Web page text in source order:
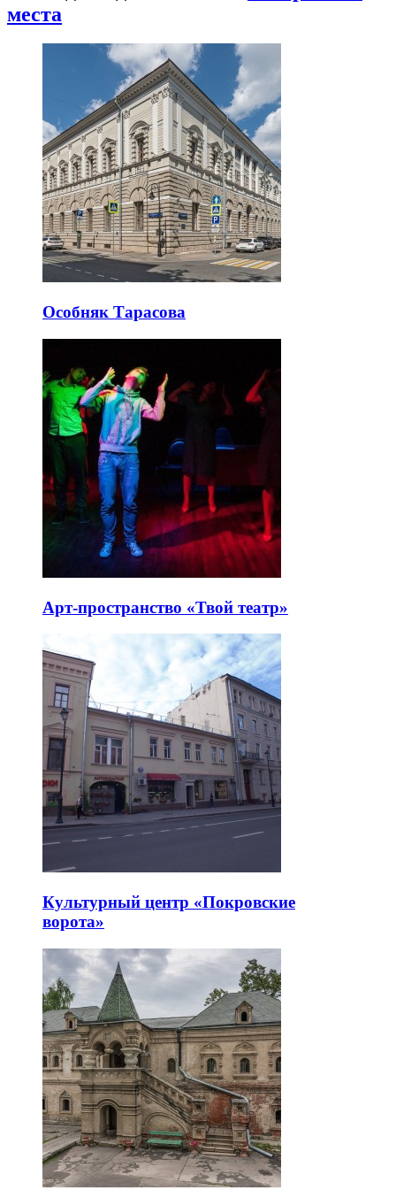
места
Особняк Тарасова
Арт-пространство «Твой театр»
Культурный центр «Покровские
ворота»